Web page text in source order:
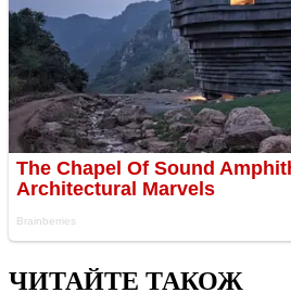
ЧИТАЙТЕ ТАКОЖ